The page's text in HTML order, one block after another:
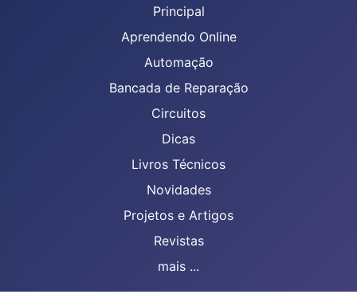
Principal
Aprendendo Online
Automação
Bancada de Reparação
Circuitos
Dicas
Livros Técnicos
Novidades
Projetos e Artigos
Revistas
mais ...